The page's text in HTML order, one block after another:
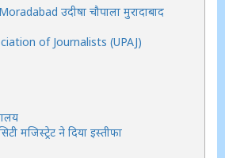
उदीषा चौपाला मुरादाबाद
of Journalists (UPAJ)
मजिस्ट्रेट ने दिया इस्तीफा